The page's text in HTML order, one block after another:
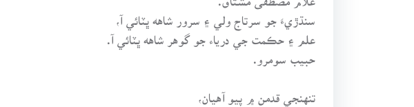
سنڌڙيءَ جو سرتاج ولي ۽ سرور شاهه ڀٽائي آ،
علم ۽ حڪمت جي درياء جو گوهر شاهه ڀٽائي آ.
تنهنجي قدمن ۾ پيو آهيان،